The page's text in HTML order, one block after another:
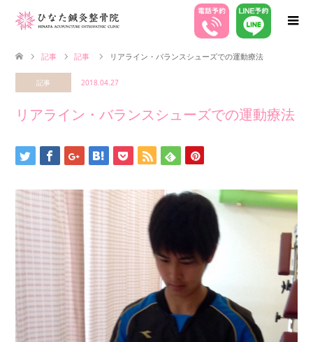
記事 記事 リアライン・バランスシューズでの運動療法
記事 2018.04.27
リアライン・バランスシューズでの運動療法